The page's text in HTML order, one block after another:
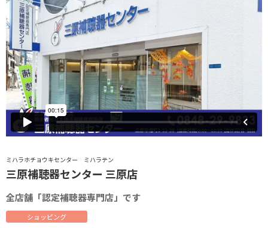
ミハラホチョウキセンター ミハラテン
三原補聴器センター 三原店
全店舗「認定補聴器専門店」です
ショッピング